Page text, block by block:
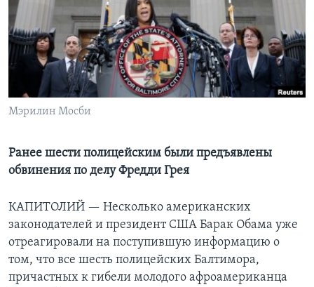
Learning English
СОЦИАЛЬНЫЕ СЕТИ
Мэрилин Мосби
Ранее шести полицейским были предъявлены
обвинения по делу Фредди Грея
КАПИТОЛИЙ — Несколько американских
законодателей и президент США Барак Обама уже
отреагировали на поступившую информацию о
том, что все шесть полицейских Балтимора,
причастных к гибели молодого афроамериканца